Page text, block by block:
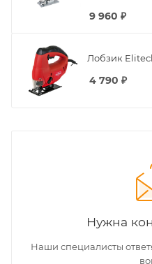
9 960 ₽
Лобзик
4 790 ₽
Нужна
Наши специалисты